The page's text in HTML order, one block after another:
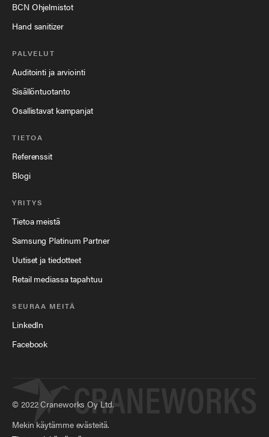
BCN Ohjelmistot
Hand sanitizer
PALVELUT
Auditointi ja arviointi
Sisällöntuotanto
Osallistavat kampanjat
TIETOA
Referenssit
Blogi
YRITYS
Tietoa meistä
Samsung Platinum Partner
Uutiset ja tiedotteet
Retail mediassa tapahtuu
SEURAA MEITÄ
LinkedIn
Facebook
© 2022Craneworks Oy Ltd.
Mekin käytämme evästeitä.